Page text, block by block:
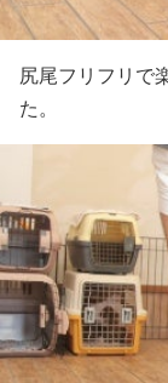
尻尾フリフリで
た。